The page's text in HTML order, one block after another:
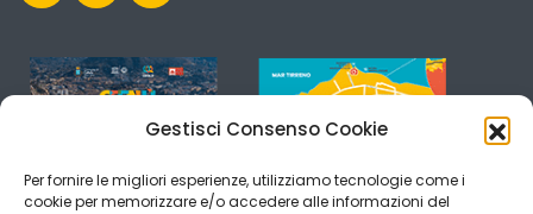
Gestisci Consenso Cookie
Per fornire le migliori esperienze, utilizziamo tecnologie come i
cookie per memorizzare e/o accedere alle informazioni del